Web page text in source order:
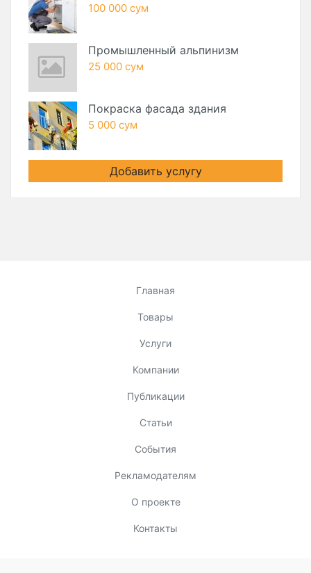
100 000 сум
Промышленный альпинизм
25 000 сум
Покраска фасада здания
5 000 сум
Добавить услугу
Главная
Товары
Услуги
Компании
Публикации
Статьи
События
Рекламодателям
О проекте
Контакты